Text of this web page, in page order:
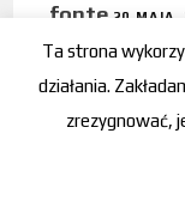
fonte 20 MAJA,
Comecei
Ta strona
działania.
zrezygnować,